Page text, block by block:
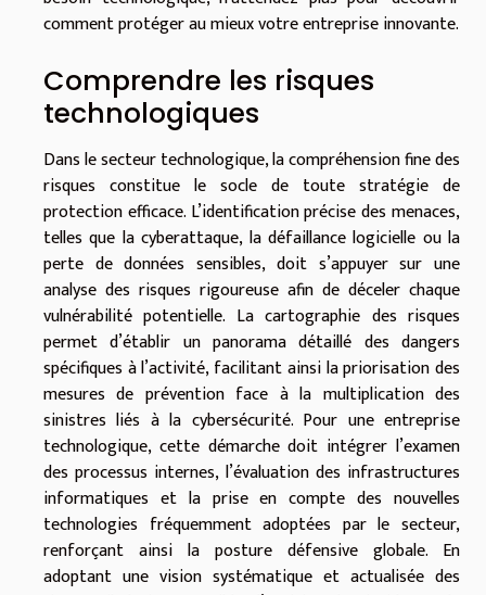
comment protéger au mieux votre entreprise innovante.
Comprendre les risques
technologiques
Dans le secteur technologique, la compréhension fine des
risques constitue le socle de toute stratégie de
protection efficace. L’identification précise des menaces,
telles que la cyberattaque, la défaillance logicielle ou la
perte de données sensibles, doit s’appuyer sur une
analyse des risques rigoureuse afin de déceler chaque
vulnérabilité potentielle. La cartographie des risques
permet d’établir un panorama détaillé des dangers
spécifiques à l’activité, facilitant ainsi la priorisation des
mesures de prévention face à la multiplication des
sinistres liés à la cybersécurité. Pour une entreprise
technologique, cette démarche doit intégrer l’examen
des processus internes, l’évaluation des infrastructures
informatiques et la prise en compte des nouvelles
technologies fréquemment adoptées par le secteur,
renforçant ainsi la posture défensive globale. En
adoptant une vision systématique et actualisée des